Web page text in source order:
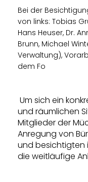
Bei der
von links: Tobias
Hans Heuser, Dr.
Brunn, Michael
Verwaltung),
dem Fo
Um sich ein
und räumlichen
Mitglieder der
Anregung von
und besichtigten
die weitläufige